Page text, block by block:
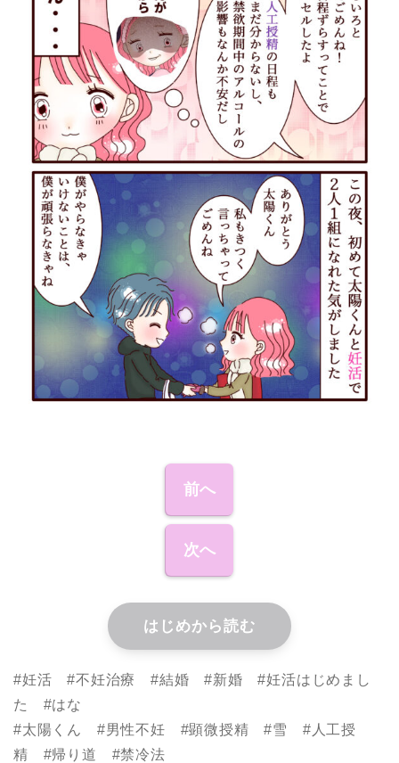
前へ
次へ
はじめから読む
#妊活 #不妊治療 #結婚 #新婚 #妊活はじめまし
た #はな
#太陽くん #男性不妊 #顕微授精 #雪 #人工授
精 #帰り道 #禁冷法